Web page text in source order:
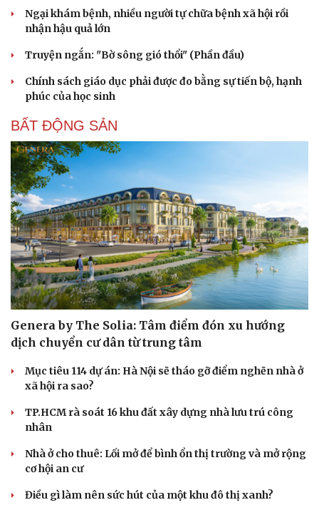
Ngại khám bệnh, nhiều người tự chữa bệnh xã hội rồi
nhận hậu quả lớn
Truyện ngắn: "Bờ sông gió thổi" (Phần đầu)
Chính sách giáo dục phải được đo bằng sự tiến bộ, hạnh
phúc của học sinh
BẤT ĐỘNG SẢN
Genera by The Solia: Tâm điểm đón xu hướng
dịch chuyển cư dân từ trung tâm
Mục tiêu 114 dự án: Hà Nội sẽ tháo gỡ điểm nghẽn nhà ở
xã hội ra sao?
TP.HCM rà soát 16 khu đất xây dựng nhà lưu trú công
nhân
Nhà ở cho thuê: Lối mở để bình ổn thị trường và mở rộng
cơ hội an cư
Điều gì làm nên sức hút của một khu đô thị xanh?